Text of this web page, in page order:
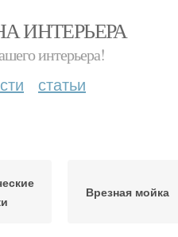
ИНТЕРЬЕРА
интерьера!
статьи
Врезная мойка